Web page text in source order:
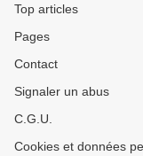
Top articles
Pages
Contact
Signaler un abus
C.G.U.
Cookies et données